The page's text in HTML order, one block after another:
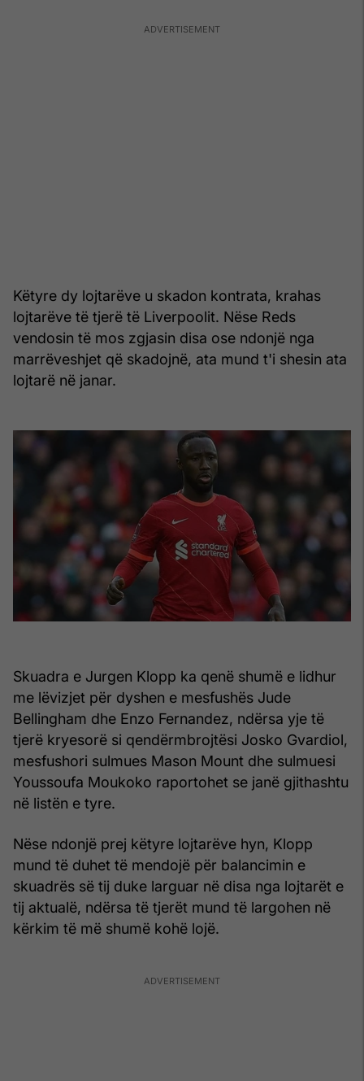
Këtyre dy lojtarëve u skadon kontrata, krahas
lojtarëve të tjerë të Liverpoolit. Nëse Reds
vendosin të mos zgjasin disa ose ndonjë nga
marrëveshjet që skadojnë, ata mund t'i shesin ata
lojtarë në janar.
Skuadra e Jurgen Klopp ka qenë shumë e lidhur
me lëvizjet për dyshen e mesfushës Jude
Bellingham dhe Enzo Fernandez, ndërsa yje të
tjerë kryesorë si qendërmbrojtësi Josko Gvardiol,
mesfushori sulmues Mason Mount dhe sulmuesi
Youssoufa Moukoko raportohet se janë gjithashtu
në listën e tyre.
Nëse ndonjë prej këtyre lojtarëve hyn, Klopp
mund të duhet të mendojë për balancimin e
skuadrës së tij duke larguar në disa nga lojtarët e
tij aktualë, ndërsa të tjerët mund të largohen në
kërkim të më shumë kohë lojë.